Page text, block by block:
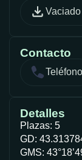
Contacto
Teléfono
Detalles
Plazas: 5
GD:
GMS: